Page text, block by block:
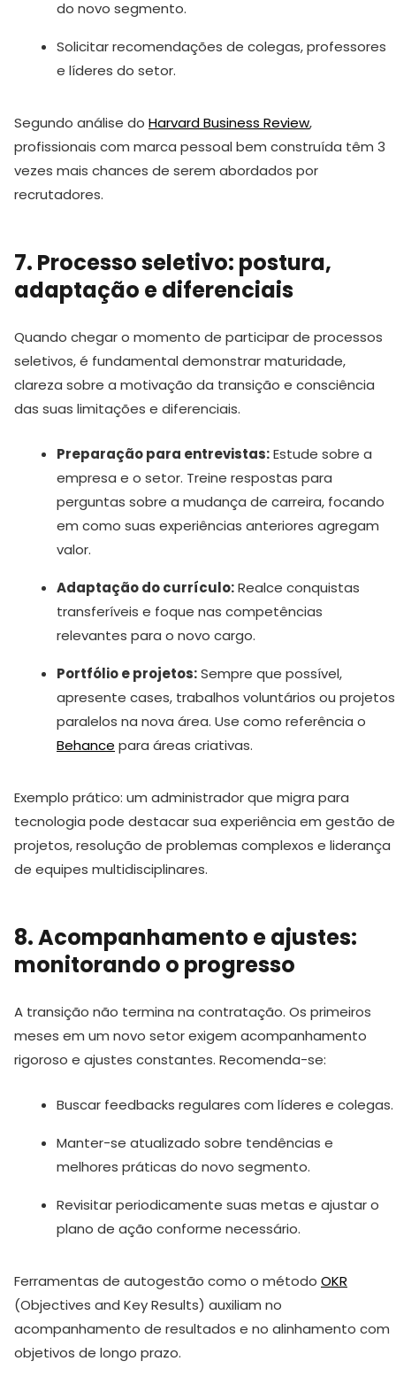
do novo segmento.
Solicitar recomendações de colegas, professores
e líderes do setor.
Segundo análise do Harvard Business Review,
profissionais com marca pessoal bem construída têm 3
vezes mais chances de serem abordados por
recrutadores.
7. Processo seletivo: postura,
adaptação e diferenciais
Quando chegar o momento de participar de processos
seletivos, é fundamental demonstrar maturidade,
clareza sobre a motivação da transição e consciência
das suas limitações e diferenciais.
Preparação para entrevistas:Estude sobre a
empresa e o setor. Treine respostas para
perguntas sobre a mudança de carreira, focando
em como suas experiências anteriores agregam
valor.
Adaptação do currículo:Realce conquistas
transferíveis e foque nas competências
relevantes para o novo cargo.
Portfólio e projetos:Sempre que possível,
apresente cases, trabalhos voluntários ou projetos
paralelos na nova área. Use como referência o
Behance para áreas criativas.
Exemplo prático: um administrador que migra para
tecnologia pode destacar sua experiência em gestão de
projetos, resolução de problemas complexos e liderança
de equipes multidisciplinares.
8. Acompanhamento e ajustes:
monitorando o progresso
A transição não termina na contratação. Os primeiros
meses em um novo setor exigem acompanhamento
rigoroso e ajustes constantes. Recomenda-se:
Buscar feedbacks regulares com líderes e colegas.
Manter-se atualizado sobre tendências e
melhores práticas do novo segmento.
Revisitar periodicamente suas metas e ajustar o
plano de ação conforme necessário.
Ferramentas de autogestão como o método OKR
(Objectives and Key Results) auxiliam no
acompanhamento de resultados e no alinhamento com
objetivos de longo prazo.